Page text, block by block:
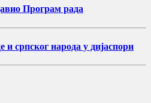
Програм рада
и српског народа у дијаспори